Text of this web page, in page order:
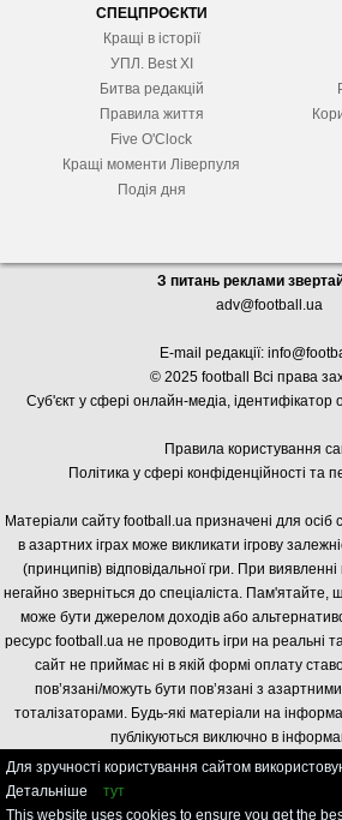
СПЕЦПРОЄКТИ
Кращі в історії
УПЛ. Best XІ
Битва редакцій
Правила життя
Five O'Clock
Кращі моменти Ліверпуля
Подія дня
З питань реклами
adv@football.ua
E-mail редакції:
© 2025 football Всі права
Суб'єкт у сфері онлайн-медіа, ідентифікатор
Правила користування
Політика у сфері конфіденційності та
Матеріали сайту football.ua призначені для
в азартних іграх може викликати ігрову
(принципів) відповідальної гри. При
негайно зверніться до спеціаліста. Пам'ятайте,
може бути джерелом доходів або
ресурс football.ua не проводить ігри на реальні
сайт не приймає ні в якій формі оплату
пов’язані/можуть бути пов’язані з
тоталізаторами. Будь-які матеріали на
публікуються виключно в
Для зручності користування сайтом
Детальніше
тут
This website uses cookies to ensure you get the